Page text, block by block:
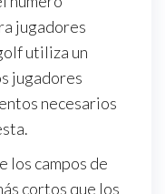
jugadores
utiliza un
jugadores
necesarios
los campos de
cortos que los